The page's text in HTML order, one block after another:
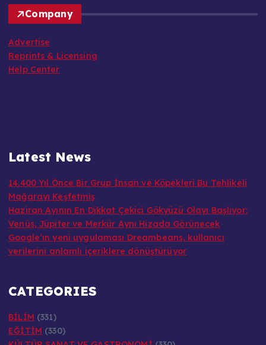
Company
Advertise
Reprints & Licensing
Help Center
Latest News
14.400 Yıl Önce Bir Grup İnsan ve Köpekleri Bu Tehlikeli
Mağarayı Keşfetmiş
Haziran Ayının En Dikkat Çekici Gökyüzü Olayı Başlıyor:
Venüs, Jüpiter ve Merkür Aynı Hizada Görünecek
Google’ın yeni uygulaması Dreambeans, kullanıcı
verilerini anlamlı içeriklere dönüştürüyor
CATEGORIES
BİLİM (331)
EĞİTİM (330)